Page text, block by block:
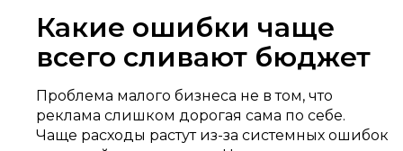
Какие ошибки чаще
всего сливают бюджет
Проблема малого бизнеса не в том, что
реклама слишком дорогая сама по себе.
Чаще расходы растут из-за системных ошибок